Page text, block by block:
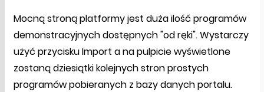
Mocną stroną platformy jest duża ilość programów
demonstracyjnych dostępnych "od ręki". Wystarczy
użyć przycisku Import a na pulpicie wyświetlone
zostaną dziesiątki kolejnych stron prostych
programów pobieranych z bazy danych portalu.